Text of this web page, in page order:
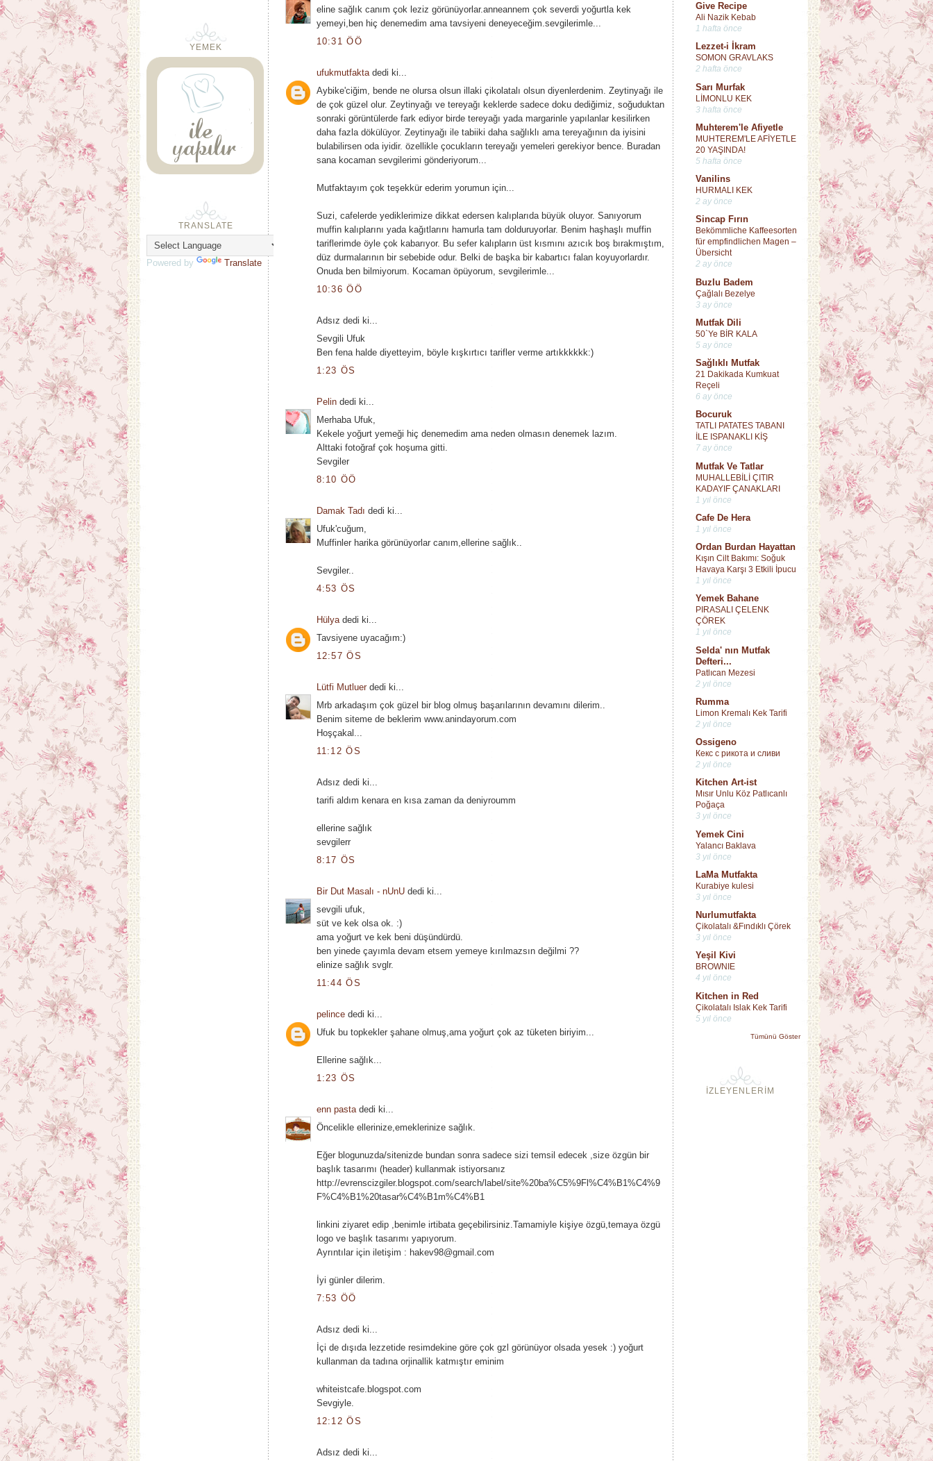
Give Recipe
Ali Nazik Kebab
1 hafta önce
Lezzet-i İkram
SOMON GRAVLAKS
2 hafta önce
Sarı Murfak
LİMONLU KEK
3 hafta önce
Muhterem'le Afiyetle
MUHTEREM'LE AFİYETLE
20 YAŞINDA!
5 hafta önce
Vanilins
HURMALI KEK
2 ay önce
Sincap Fırın
Bekömmliche Kaffeesorten
für empfindlichen Magen –
Übersicht
2 ay önce
Buzlu Badem
Çağlalı Bezelye
3 ay önce
Mutfak Dili
50`Ye BİR KALA
5 ay önce
Sağlıklı Mutfak
21 Dakikada Kumkuat
Reçeli
6 ay önce
Bocuruk
TATLI PATATES TABANI
İLE ISPANAKLI KİŞ
7 ay önce
Mutfak Ve Tatlar
MUHALLEBİLİ ÇITIR
KADAYIF ÇANAKLARI
1 yıl önce
Cafe De Hera
1 yıl önce
Ordan Burdan Hayattan
Kışın Cilt Bakımı: Soğuk
Havaya Karşı 3 Etkili İpucu
1 yıl önce
Yemek Bahane
PIRASALI ÇELENK
ÇÖREK
1 yıl önce
Selda' nın Mutfak
Defteri...
Patlıcan Mezesi
2 yıl önce
Rumma
Limon Kremalı Kek Tarifi
2 yıl önce
Ossigeno
Кекс с рикота и сливи
2 yıl önce
Kitchen Art-ist
Mısır Unlu Köz Patlıcanlı
Poğaça
3 yıl önce
Yemek Cini
Yalancı Baklava
3 yıl önce
LaMa Mutfakta
Kurabiye kulesi
3 yıl önce
Nurlumutfakta
Çikolatalı &Fındıklı Çörek
3 yıl önce
Yeşil Kivi
BROWNIE
4 yıl önce
Kitchen in Red
Çikolatalı Islak Kek Tarifi
5 yıl önce
Tümünü Göster
İZLEYENLERİM
eline sağlık canım çok leziz görünüyorlar.anneannem çok severdi yoğurtla kek
yemeyi,ben hiç denemedim ama tavsiyeni deneyeceğim.sevgilerimle...
10:31 ÖÖ
ufukmutfaktadedi ki...
Aybike'ciğim, bende ne olursa olsun illaki çikolatalı olsun diyenlerdenim. Zeytinyağı ile
de çok güzel olur. Zeytinyağı ve tereyağı keklerde sadece doku dediğimiz, soğuduktan
sonraki görüntülerde fark ediyor birde tereyağı yada margarinle yapılanlar kesilirken
daha fazla dökülüyor. Zeytinyağı ile tabiiki daha sağlıklı ama tereyağının da iyisini
bulabilirsen oda iyidir. özellikle çocukların tereyağı yemeleri gerekiyor bence. Buradan
sana kocaman sevgilerimi gönderiyorum...
Mutfaktayım çok teşekkür ederim yorumun için...
Suzi, cafelerde yediklerimize dikkat edersen kalıplarıda büyük oluyor. Sanıyorum
muffin kalıplarını yada kağıtlarını hamurla tam dolduruyorlar. Benim haşhaşlı muffin
tariflerimde öyle çok kabarıyor. Bu sefer kalıpların üst kısmını azıcık boş bırakmıştım,
düz durmalarının bir sebebide odur. Belki de başka bir kabartıcı falan koyuyorlardır.
Onuda ben bilmiyorum. Kocaman öpüyorum, sevgilerimle...
10:36 ÖÖ
Adsız dedi ki...
Sevgili Ufuk
Ben fena halde diyetteyim, böyle kışkırtıcı tarifler verme artıkkkkkk:)
1:23 ÖS
Pelindedi ki...
Merhaba Ufuk,
Kekele yoğurt yemeği hiç denemedim ama neden olmasın denemek lazım.
Alttaki fotoğraf çok hoşuma gitti.
Sevgiler
8:10 ÖÖ
Damak Tadı dedi ki...
Ufuk'cuğum,
Muffinler harika görünüyorlar canım,ellerine sağlık..
Sevgiler..
4:53 ÖS
Hülyadedi ki...
Tavsiyene uyacağım:)
12:57 ÖS
Lütfi Mutluerdedi ki...
Mrb arkadaşım çok güzel bir blog olmuş başarılarının devamını dilerim..
Benim siteme de beklerim www.anindayorum.com
Hoşçakal...
11:12 ÖS
Adsız dedi ki...
tarifi aldım kenara en kısa zaman da deniyroumm
ellerine sağlık
sevgilerr
8:17 ÖS
Bir Dut Masalı - nUnUdedi ki...
sevgili ufuk,
süt ve kek olsa ok. :)
ama yoğurt ve kek beni düşündürdü.
ben yinede çayımla devam etsem yemeye kırılmazsın değilmi ??
elinize sağlık svglr.
11:44 ÖS
pelincededi ki...
Ufuk bu topkekler şahane olmuş,ama yoğurt çok az tüketen biriyim...
Ellerine sağlık...
1:23 ÖS
enn pastadedi ki...
Öncelikle ellerinize,emeklerinize sağlık.
Eğer blogunuzda/sitenizde bundan sonra sadece sizi temsil edecek ,size özgün bir
başlık tasarımı (header) kullanmak istiyorsanız
http://evrenscizgiler.blogspot.com/search/label/site%20ba%C5%9Fl%C4%B1%C4%9
F%C4%B1%20tasar%C4%B1m%C4%B1
linkini ziyaret edip ,benimle irtibata geçebilirsiniz.Tamamiyle kişiye özgü,temaya özgü
logo ve başlık tasarımı yapıyorum.
Ayrıntılar için iletişim : hakev98@gmail.com
İyi günler dilerim.
7:53 ÖÖ
Adsız dedi ki...
İçi de dışıda lezzetide resimdekine göre çok gzl görünüyor olsada yesek :) yoğurt
kullanman da tadına orjinallik katmıştır eminim
whiteistcafe.blogspot.com
Sevgiyle.
12:12 ÖS
Adsız dedi ki...
YEMEK
TRANSLATE
Powered by Translate